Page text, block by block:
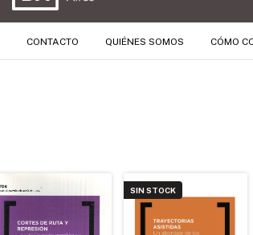
CONTACTO QUIÉNES SOMOS CÓMO
SIN STOCK